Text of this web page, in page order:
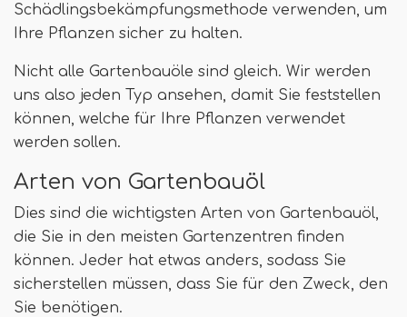
Schädlingsbekämpfungsmethode verwenden, um
Ihre Pflanzen sicher zu halten.
Nicht alle Gartenbauöle sind gleich. Wir werden
uns also jeden Typ ansehen, damit Sie feststellen
können, welche für Ihre Pflanzen verwendet
werden sollen.
Arten von Gartenbauöl
Dies sind die wichtigsten Arten von Gartenbauöl,
die Sie in den meisten Gartenzentren finden
können. Jeder hat etwas anders, sodass Sie
sicherstellen müssen, dass Sie für den Zweck, den
Sie benötigen.